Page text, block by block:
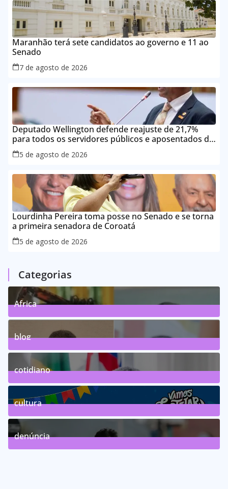
Maranhão terá sete candidatos ao governo e 11 ao
Senado
7 de agosto de 2026
Deputado Wellington defende reajuste de 21,7%
para todos os servidores públicos e aposentados do
Maranhão
5 de agosto de 2026
Lourdinha Pereira toma posse no Senado e se torna
a primeira senadora de Coroatá
5 de agosto de 2026
Categorias
Africa
0Posts
blog
75Posts
cotidiano
46Posts
cultura
63Posts
denúncia